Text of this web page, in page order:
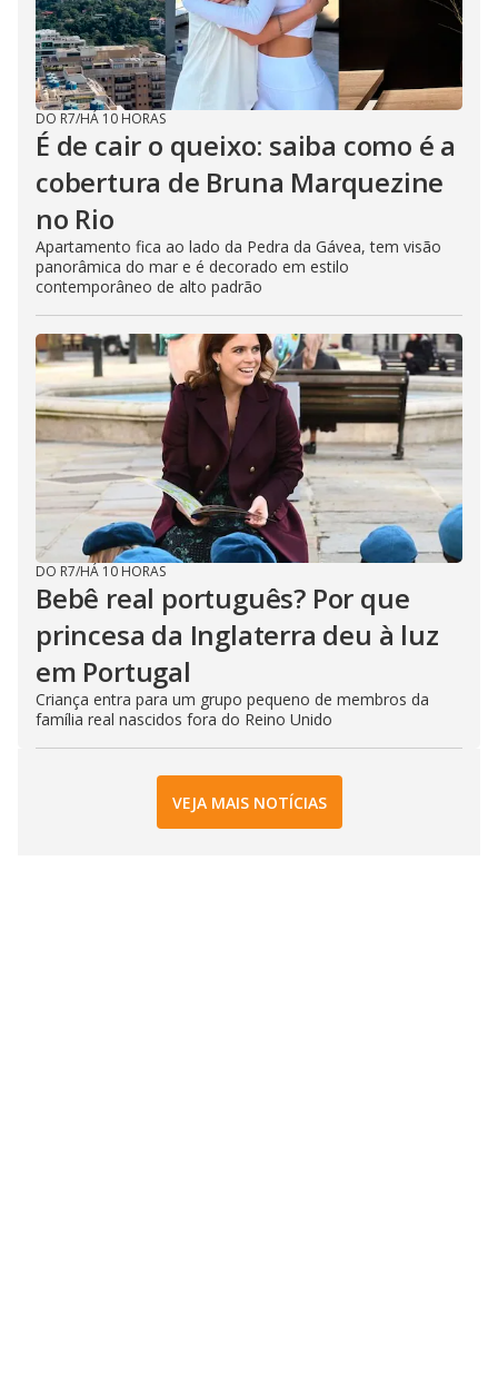
DO R7/HÁ 10 HORAS
É de cair o queixo: saiba como é a
cobertura de Bruna Marquezine
no Rio
Apartamento fica ao lado da Pedra da Gávea, tem visão
panorâmica do mar e é decorado em estilo
contemporâneo de alto padrão
DO R7/HÁ 10 HORAS
Bebê real português? Por que
princesa da Inglaterra deu à luz
em Portugal
Criança entra para um grupo pequeno de membros da
família real nascidos fora do Reino Unido
VEJA MAIS NOTÍCIAS